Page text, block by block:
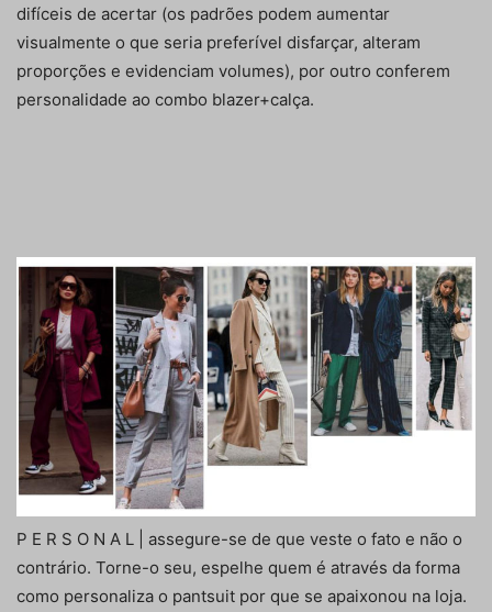
difíceis de acertar (os padrões podem aumentar
visualmente o que seria preferível disfarçar, alteram
proporções e evidenciam volumes), por outro conferem
personalidade ao combo blazer+calça.
P E R S O N A L | assegure-se de que veste o fato e não o
contrário. Torne-o seu, espelhe quem é através da forma
como personaliza o pantsuit por que se apaixonou na loja.